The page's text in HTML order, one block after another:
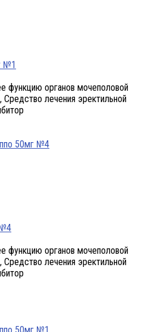
№1
функцию органов мочеполовой
лечения эректильной
функцию органов мочеполовой
лечения эректильной